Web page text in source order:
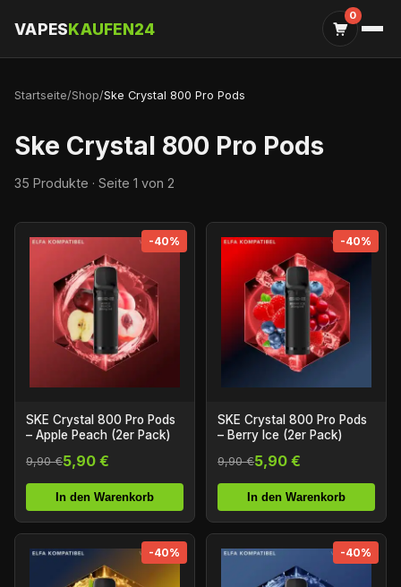
VAPESKAUFEN24
0
Startseite/Shop/Ske Crystal 800 Pro Pods
Ske Crystal 800 Pro Pods
35 Produkte · Seite 1 von 2
-40%
SKE Crystal 800 Pro Pods
– Apple Peach (2er Pack)
9,90 €5,90 €
In den Warenkorb
-40%
SKE Crystal 800 Pro Pods
– Berry Ice (2er Pack)
9,90 €5,90 €
In den Warenkorb
-40% -40%